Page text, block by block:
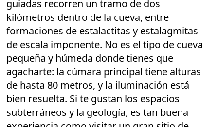
guiadas recorren un tramo de dos
kilómetros dentro de la cueva, entre
formaciones de estalactitas y estalagmitas
de escala imponente. No es el tipo de cueva
pequeña y húmeda donde tienes que
agacharte: la cúmara principal tiene alturas
de hasta 80 metros, y la iluminación está
bien resuelta. Si te gustan los espacios
subterráneos y la geología, es tan buena